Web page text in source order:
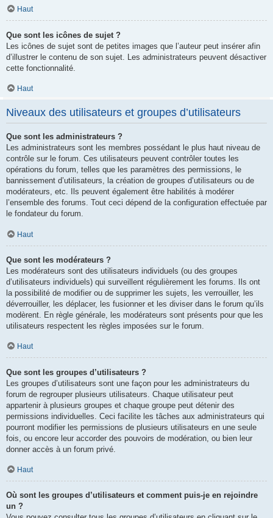
Haut
Que sont les icônes de sujet ?
Les icônes de sujet sont de petites images que l’auteur peut insérer afin
d’illustrer le contenu de son sujet. Les administrateurs peuvent désactiver
cette fonctionnalité.
Haut
Niveaux des utilisateurs et groupes d’utilisateurs
Que sont les administrateurs ?
Les administrateurs sont les membres possédant le plus haut niveau de
contrôle sur le forum. Ces utilisateurs peuvent contrôler toutes les
opérations du forum, telles que les paramètres des permissions, le
bannissement d’utilisateurs, la création de groupes d’utilisateurs ou de
modérateurs, etc. Ils peuvent également être habilités à modérer
l’ensemble des forums. Tout ceci dépend de la configuration effectuée par
le fondateur du forum.
Haut
Que sont les modérateurs ?
Les modérateurs sont des utilisateurs individuels (ou des groupes
d’utilisateurs individuels) qui surveillent régulièrement les forums. Ils ont
la possibilité de modifier ou de supprimer les sujets, les verrouiller, les
déverrouiller, les déplacer, les fusionner et les diviser dans le forum qu’ils
modèrent. En règle générale, les modérateurs sont présents pour que les
utilisateurs respectent les règles imposées sur le forum.
Haut
Que sont les groupes d’utilisateurs ?
Les groupes d’utilisateurs sont une façon pour les administrateurs du
forum de regrouper plusieurs utilisateurs. Chaque utilisateur peut
appartenir à plusieurs groupes et chaque groupe peut détenir des
permissions individuelles. Ceci facilite les tâches aux administrateurs qui
pourront modifier les permissions de plusieurs utilisateurs en une seule
fois, ou encore leur accorder des pouvoirs de modération, ou bien leur
donner accès à un forum privé.
Haut
Où sont les groupes d’utilisateurs et comment puis-je en rejoindre
un ?